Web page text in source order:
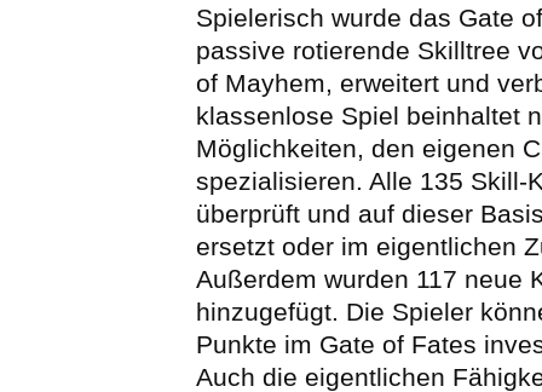
Spielerisch wurde das Gate
passive rotierende Skilltree
of Mayhem, erweitert und
klassenlose Spiel beinhaltet
Möglichkeiten, den eigenen
spezialisieren. Alle 135 Skill-
überprüft und auf dieser
ersetzt oder im eigentlichen
Außerdem wurden 117 neue
hinzugefügt. Die Spieler
Punkte im Gate of Fates
Auch die eigentlichen